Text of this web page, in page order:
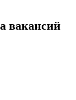
вакансий